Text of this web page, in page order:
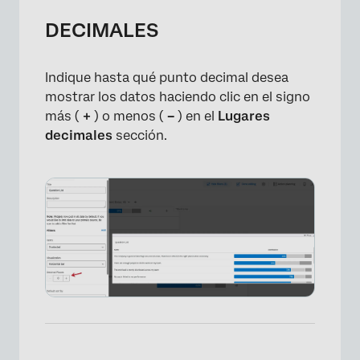
×
DECIMALES
Indique hasta qué punto decimal desea
mostrar los datos haciendo clic en el signo
más ( + ) o menos ( – ) en el Lugares
decimales sección.